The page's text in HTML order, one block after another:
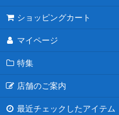
ショッピングカート
マイページ
特集
店舗のご案内
最近チェックしたアイテム